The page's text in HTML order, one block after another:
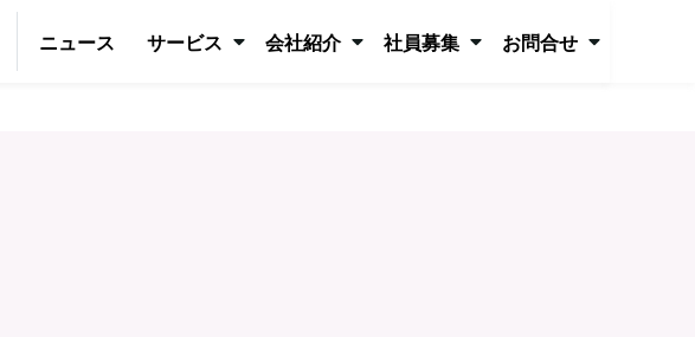
ニュース サービス 会社紹介 社員募集 お問合せ